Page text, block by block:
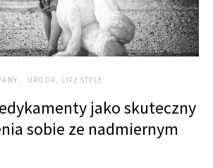
URODA, LIFESTYLE
jako skuteczny
sobie ze nadmiernym